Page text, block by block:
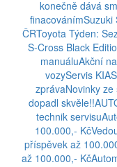
konečně dává
finacovánímSuzuki
ČRToyota Týden:
S-Cross Black
manuáluAkční
vozyServis KIA
zprávaNovinky ze
dopadl skvěle!!
technik servisu
100.000,- Kč
příspěvek až
až 100.000,- Kč